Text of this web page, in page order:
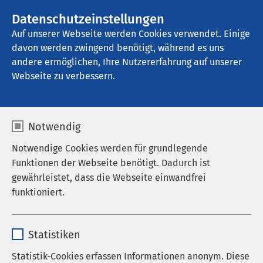
Datenschutzeinstellungen
Auf unserer Webseite werden Cookies verwendet. Einige
davon werden zwingend benötigt, während es uns
andere ermöglichen, Ihre Nutzererfahrung auf unserer
Webseite zu verbessern.
Notwendig
Notwendige Cookies werden für grundlegende
Funktionen der Webseite benötigt. Dadurch ist
gewährleistet, dass die Webseite einwandfrei
funktioniert.
Anbieter sgalinski
Statistiken
Statistik-Cookies erfassen Informationen anonym. Diese
AMEOS Pflege Hildesheim
Kommunikation und
Öffentlichkeitsarbeit
Benötigen Sie Informationen zum AMEOS Klinikum
Hildesheim? Die Ansprechpersonen für
Kommunikation und Öffentlichkeitsarbeit im
AMEOS Klinikum Hildesheim und dessen
Außenstellen stehen Ihnen gerne mit ausführlichen